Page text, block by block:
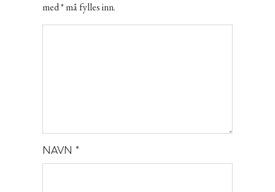
med * må fylles inn.
NAVN *